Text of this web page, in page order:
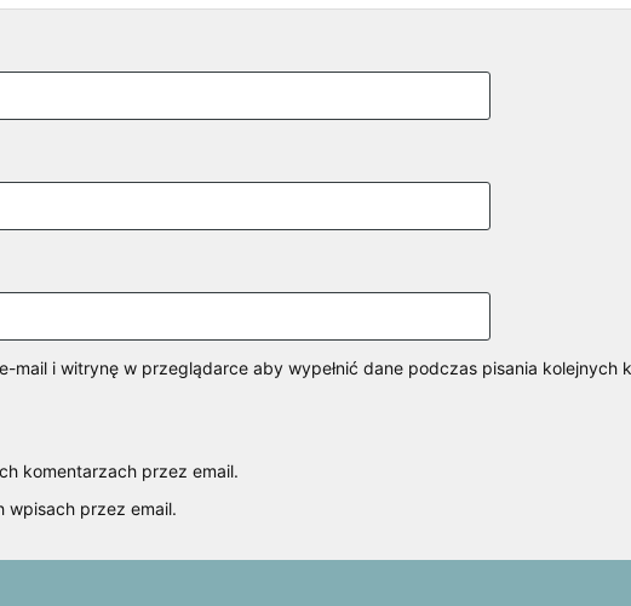
mail i witrynę w przeglądarce aby wypełnić dane podczas pisania kolejnych
komentarzach przez email.
wpisach przez email.